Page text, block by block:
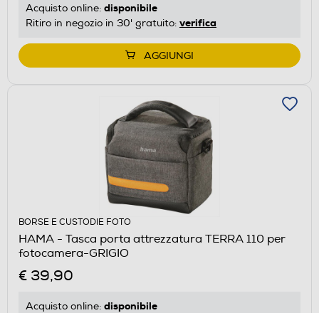
Acquisto online: disponibile
Ritiro in negozio in 30' gratuito: verifica
AGGIUNGI
BORSE E CUSTODIE FOTO
HAMA - Tasca porta attrezzatura TERRA 110 per
fotocamera-GRIGIO
€ 39,90
Acquisto online: disponibile